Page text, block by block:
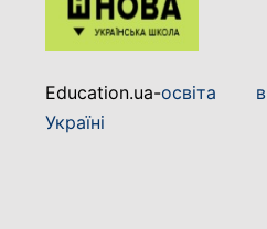
Education.ua-освіта в
Україні